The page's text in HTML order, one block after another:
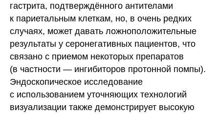
гастрита, подтверждённого антителами
к париетальным клеткам, но, в очень редких
случаях, может давать ложноположительные
результаты у серонегативных пациентов, что
связано с приемом некоторых препаратов
(в частности — ингибиторов протонной помпы).
Эндоскопическое исследование
с использованием уточняющих технологий
визуализации также демонстрирует высокую